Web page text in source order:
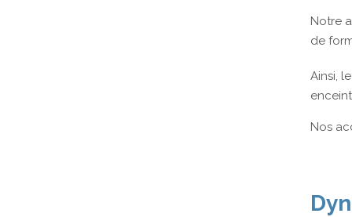
Notre
de
Ainsi,
Nos